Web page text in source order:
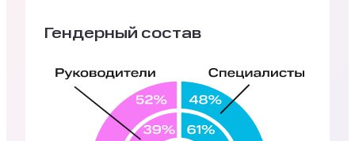
Гендерный состав